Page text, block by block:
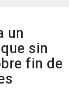
un
sin
fin de